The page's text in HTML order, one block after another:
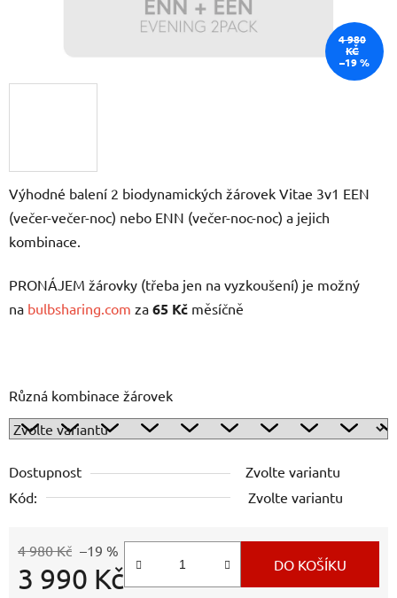
Výhodné balení 2 biodynamických žárovek Vitae 3v1 EEN
(večer-večer-noc) nebo ENN (večer-noc-noc) a jejich
kombinace.
PRONÁJEM žárovky (třeba jen na vyzkoušení) je možný
na bulbsharing.com za 65 Kč měsíčně
Různá kombinace žárovek
Dostupnost
Zvolte variantu
Kód:
Zvolte variantu
4 980 Kč –19 %
3 990 Kč DO KOŠÍKU
4 980
KČ
–19 %